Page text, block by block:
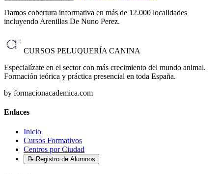
Damos cobertura informativa en más de 12.000 localidades
incluyendo Arenillas De Nuno Perez.
CURSOS PELUQUERÍA CANINA
Especialízate en el sector con más crecimiento del mundo animal.
Formación teórica y práctica presencial en toda España.
by formacionacademica.com
Enlaces
Inicio
Cursos Formativos
Centros por Ciudad
📝 Registro de Alumnos